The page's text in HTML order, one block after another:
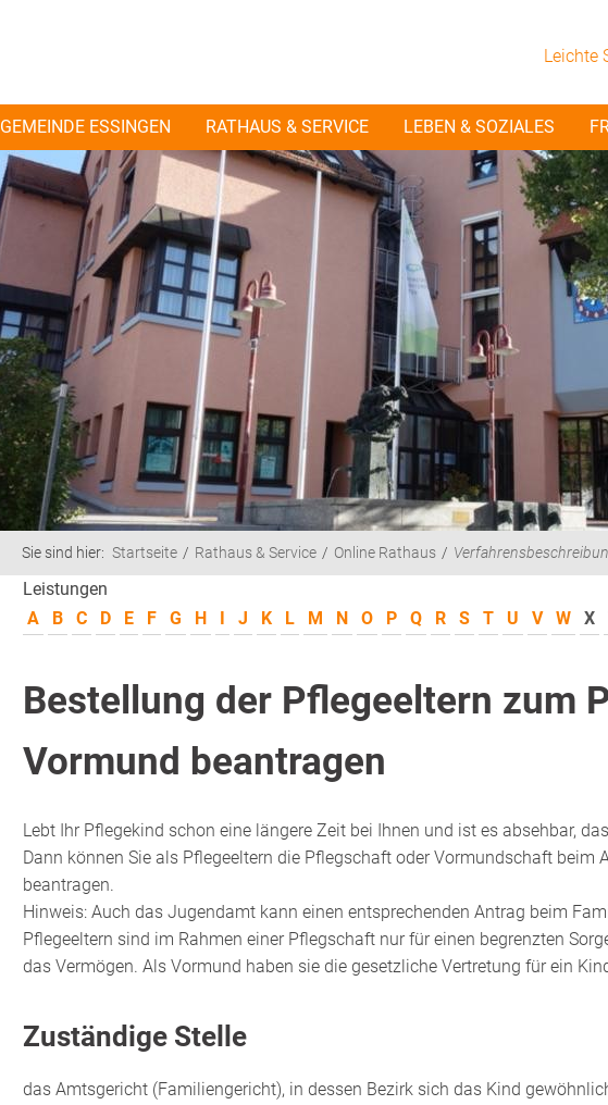
Leichte
GEMEINDE ESSINGEN RATHAUS & SERVICE LEBEN & SOZIALES
Sie sind hier: Startseite Rathaus & Service Online Rathaus
Leistungen
A
B C D E F G H I J K L M N O P Q R S T U V W X
Bestellung der Pflegeeltern zum
Vormund beantragen
Lebt Ihr Pflegekind schon eine längere Zeit bei Ihnen und ist es absehbar,
Dann können Sie als Pflegeeltern die Pflegschaft oder Vormundschaft beim
beantragen.
Hinweis: Auch das Jugendamt kann einen entsprechenden Antrag beim
Pflegeeltern sind im Rahmen einer Pflegschaft nur für einen begrenzten
das Vermögen. Als Vormund haben sie die gesetzliche Vertretung für ein
Zuständige Stelle
das Amtsgericht (Familiengericht), in dessen Bezirk sich das Kind